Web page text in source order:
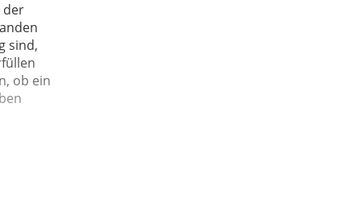
der
sind,
ob ein